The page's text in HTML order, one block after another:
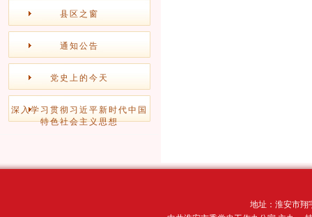
县区之窗
通知公告
党史上的今天
深入学习贯彻习近平新时代中国
特色社会主义思想
地址：淮安市翔